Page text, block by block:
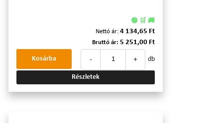
🟢 🛒 🚚
Nettó ár: 4 134,65 Ft
Bruttó ár: 5 251,00 Ft
- + db
Kosárba
Részletek